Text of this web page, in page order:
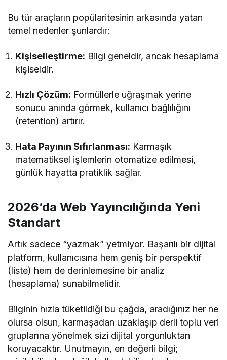
Bu tür araçların popülaritesinin arkasında yatan
temel nedenler şunlardır:
Kişiselleştirme: Bilgi geneldir, ancak hesaplama
kişiseldir.
Hızlı Çözüm: Formüllerle uğraşmak yerine
sonucu anında görmek, kullanıcı bağlılığını
(retention) artırır.
Hata Payının Sıfırlanması: Karmaşık
matematiksel işlemlerin otomatize edilmesi,
günlük hayatta pratiklik sağlar.
2026’da Web Yayıncılığında Yeni
Standart
Artık sadece “yazmak” yetmiyor. Başarılı bir dijital
platform, kullanıcısına hem geniş bir perspektif
(liste) hem de derinlemesine bir analiz
(hesaplama) sunabilmelidir.
Bilginin hızla tüketildiği bu çağda, aradığınız her ne
olursa olsun, karmaşadan uzaklaşıp derli toplu veri
gruplarına yönelmek sizi dijital yorgunluktan
koruyacaktır. Unutmayın, en değerli bilgi;